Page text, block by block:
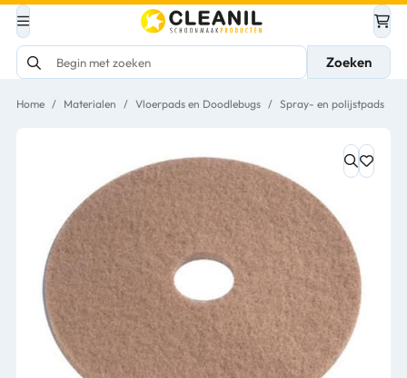
Zoeken
Home / Materialen / Vloerpads en Doodlebugs / Spray- en polijstpads